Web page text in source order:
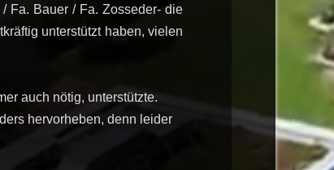
Fa. Bauer / Fa. Zosseder- die
unterstützt haben, vielen
auch nötig, unterstützte.
hervorheben, denn leider